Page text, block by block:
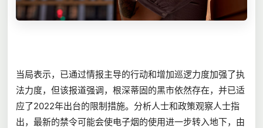
当局表示，已通过情报主导的行动和增加巡逻力度加强了执
法力度，但该报道强调，根深蒂固的黑市依然存在，并已适
应了2022年出台的限制措施。分析人士和政策观察人士指
出，最新的禁令可能会使电子烟的使用进一步转入地下，由